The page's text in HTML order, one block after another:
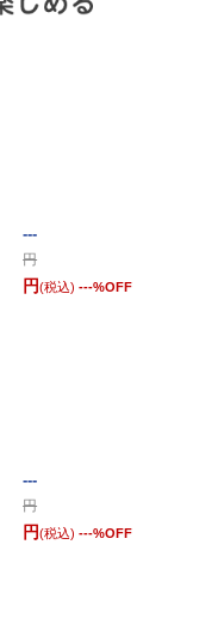
---
円
円(税込) ---%OFF
---
円
円(税込) ---%OFF